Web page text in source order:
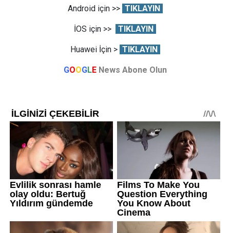
Android için >> TIKLAYIN
İOS için >> TIKLAYIN
Huawei İçin > TIKLAYIN
GOOGLE News Abone Olun